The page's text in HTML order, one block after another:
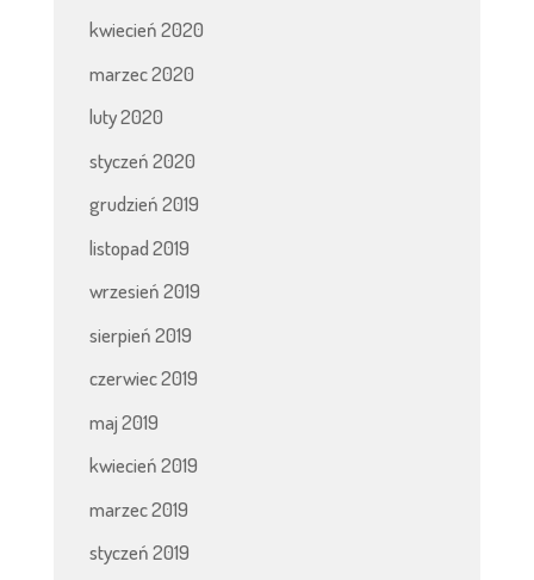
kwiecień 2020
marzec 2020
luty 2020
styczeń 2020
grudzień 2019
listopad 2019
wrzesień 2019
sierpień 2019
czerwiec 2019
maj 2019
kwiecień 2019
marzec 2019
styczeń 2019